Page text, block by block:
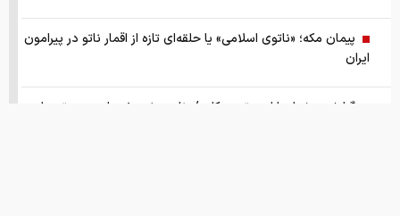
پیمان مکه؛ «ناتوی اسلامی» یا حلقه‌ای تازه از اقمار ناتو در پیرامون
ایران
گزارش ویژه از بازار موتورسیکلت/ زنان بیشتر خریدار چه موتورهایی